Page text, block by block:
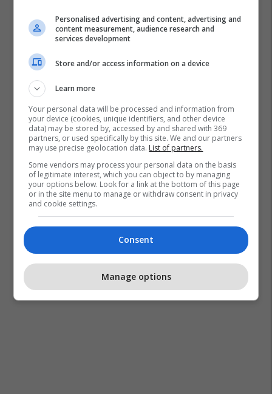
Personalised advertising and content, advertising and
content measurement, audience research and
services development
Store and/or access information on a device
Learn more
Your personal data will be processed and information from
your device (cookies, unique identifiers, and other device
data) may be stored by, accessed by and shared with 369
partners, or used specifically by this site. We and our partners
may use precise geolocation data. List of partners.
Some vendors may process your personal data on the basis
of legitimate interest, which you can object to by managing
your options below. Look for a link at the bottom of this page
or in the site menu to manage or withdraw consent in privacy
and cookie settings.
Consent
Manage options